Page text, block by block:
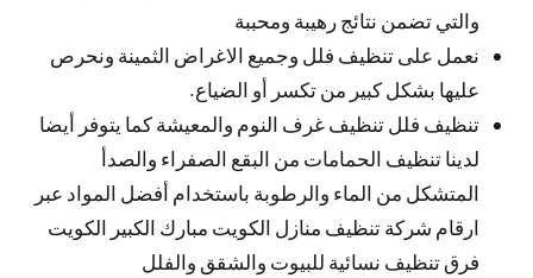
والتي تضمن نتائج رهيبة ومحببة
نعمل على تنظيف فلل وجميع الاغراض الثمينة ونحرص
عليها بشكل كبير من تكسر أو الضياع.
تنظيف فلل تنظيف غرف النوم والمعيشة كما يتوفر أيضا
لدينا تنظيف الحمامات من البقع الصفراء والصدأ
المتشكل من الماء والرطوبة باستخدام أفضل المواد عبر
ارقام شركة تنظيف منازل الكويت مبارك الكبير الكويت
فرق تنظيف نسائية للبيوت والشقق والفلل